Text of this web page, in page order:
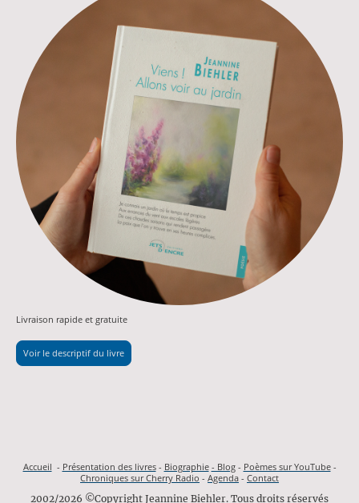
Livraison rapide et gratuite
Voir le descriptif du livre
Accueil - Présentation des livres- Biographie - Blog- Poèmes sur YouTube-
Chroniques sur Cherry Radio - Agenda - Contact
2002/2026 ©Copyright Jeannine Biehler. Tous droits réservés